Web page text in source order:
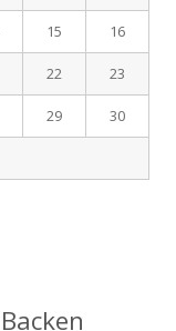
15 16
22 23
29 30
Backen